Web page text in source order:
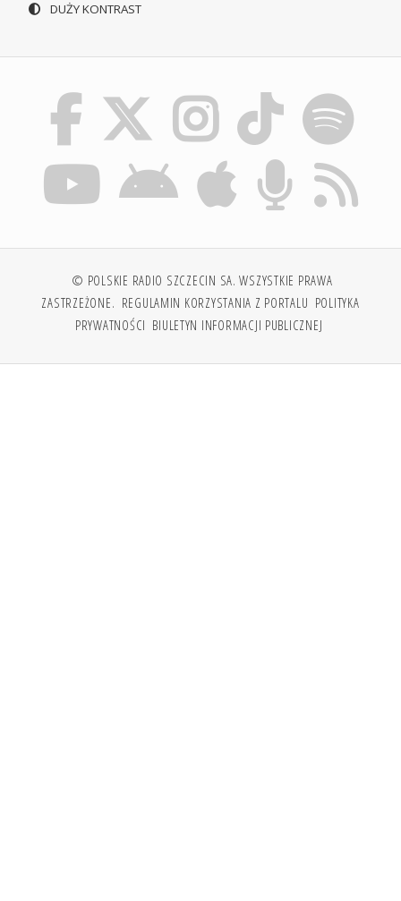
DUŻY KONTRAST
© POLSKIE RADIO SZCZECIN SA. WSZYSTKIE PRAWA
ZASTRZEŻONE. REGULAMIN KORZYSTANIA Z PORTALU POLITYKA
PRYWATNOŚCI BIULETYN INFORMACJI PUBLICZNEJ